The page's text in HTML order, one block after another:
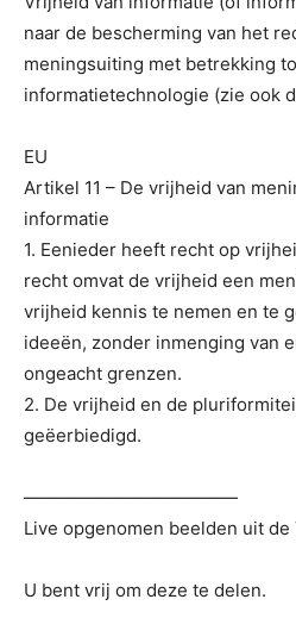
naar de bescherming van het
meningsuiting met betrekking
informatietechnologie (zie ook
EU
Artikel 11 – De vrijheid van
informatie
1. Eenieder heeft recht op
recht omvat de vrijheid een
vrijheid kennis te nemen en te
ideeën, zonder inmenging van
ongeacht grenzen.
2. De vrijheid en de
geëerbiedigd.
————————————
Live opgenomen beelden uit de
U bent vrij om deze te delen.